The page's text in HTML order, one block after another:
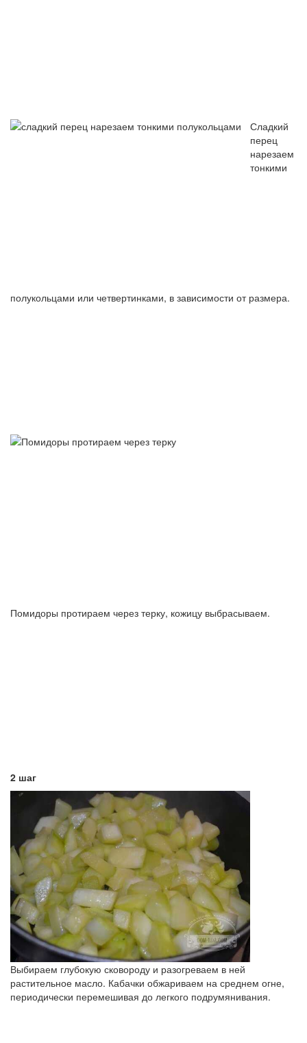
Сладкий
перец
нарезаем
тонкими
полукольцами или четвертинками, в зависимости от размера.
Помидоры протираем через терку, кожицу выбрасываем.
2 шаг
Выбираем глубокую сковороду и разогреваем в ней
растительное масло. Кабачки обжариваем на среднем огне,
периодически перемешивая до легкого подрумянивания.